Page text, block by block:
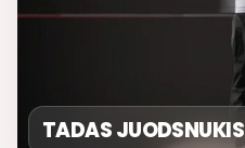
TADAS